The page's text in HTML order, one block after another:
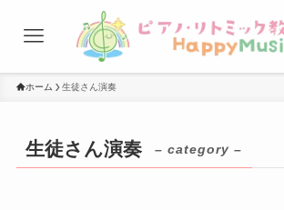
ホーム 生徒さん演奏
生徒さん演奏 – category –